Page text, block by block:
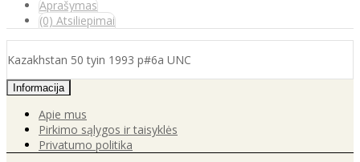
Aprašymas
(0) Atsiliepimai
Kazakhstan 50 tyin 1993 p#6a UNC
Informacija
Apie mus
Pirkimo sąlygos ir taisyklės
Privatumo politika